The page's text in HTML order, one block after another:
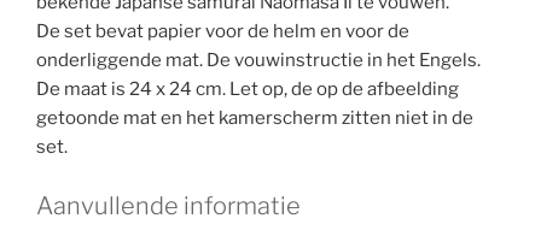
De set bevat papier voor de helm en voor de
onderliggende mat. De vouwinstructie in het Engels.
De maat is 24 x 24 cm. Let op, de op de afbeelding
getoonde mat en het kamerscherm zitten niet in de
set.
Aanvullende informatie